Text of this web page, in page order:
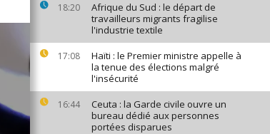
18:20
Afrique du Sud : le départ de
travailleurs migrants fragilise
l'industrie textile
17:08
Haïti : le Premier ministre appelle à
la tenue des élections malgré
l'insécurité
16:44
Ceuta : la Garde civile ouvre un
bureau dédié aux personnes
portées disparues